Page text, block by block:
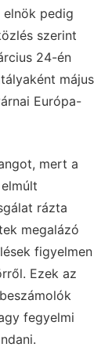
pedig
szerint
24-én
május
Európa-
mert a
rázta
megalázó
figyelmen
Ezek az
fegyelmi